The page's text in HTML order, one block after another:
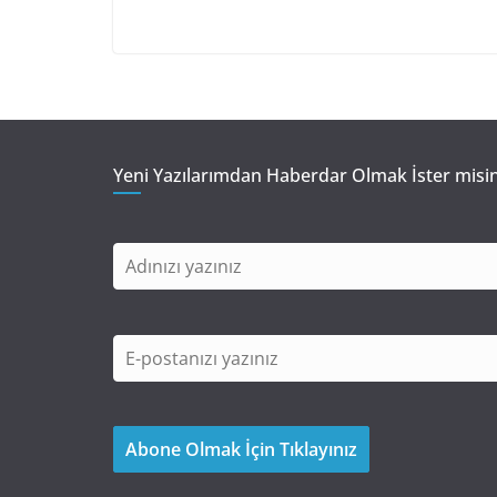
Yeni Yazılarımdan Haberdar Olmak İster